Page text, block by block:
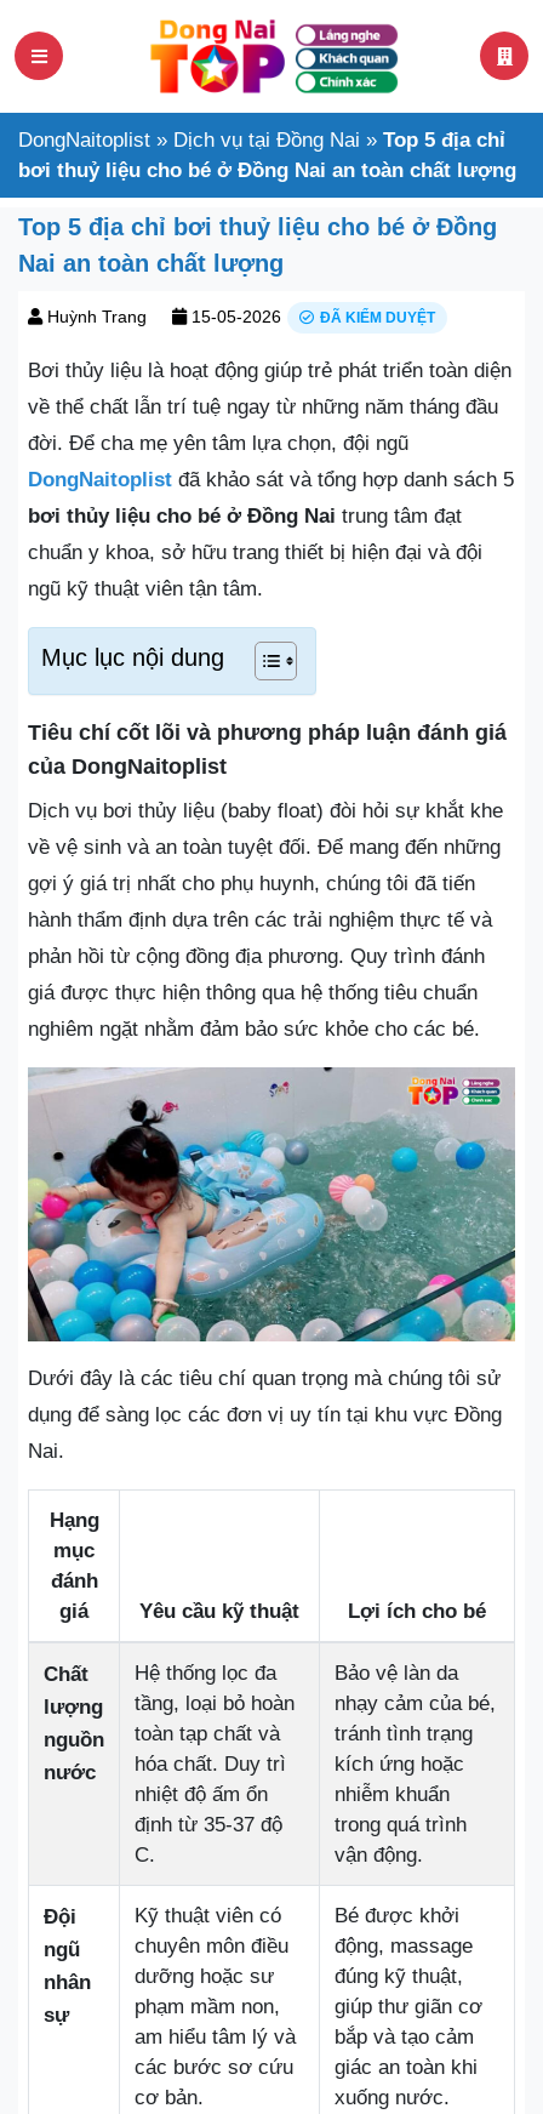
DongNaitoplist » Dịch vụ tại Đồng Nai » Top 5 địa chỉ
bơi thuỷ liệu cho bé ở Đồng Nai an toàn chất lượng
Top 5 địa chỉ bơi thuỷ liệu cho bé ở Đồng
Nai an toàn chất lượng
Huỳnh Trang 15-05-2026 ĐÃ KIỂM DUYỆT
Bơi thủy liệu là hoạt động giúp trẻ phát triển toàn diện
về thể chất lẫn trí tuệ ngay từ những năm tháng đầu
đời. Để cha mẹ yên tâm lựa chọn, đội ngũ
DongNaitoplist đã khảo sát và tổng hợp danh sách 5
bơi thủy liệu cho bé ở Đồng Nai trung tâm đạt
chuẩn y khoa, sở hữu trang thiết bị hiện đại và đội
ngũ kỹ thuật viên tận tâm.
Mục lục nội dung
Tiêu chí cốt lõi và phương pháp luận đánh giá
của DongNaitoplist
Dịch vụ bơi thủy liệu (baby float) đòi hỏi sự khắt khe
về vệ sinh và an toàn tuyệt đối. Để mang đến những
gợi ý giá trị nhất cho phụ huynh, chúng tôi đã tiến
hành thẩm định dựa trên các trải nghiệm thực tế và
phản hồi từ cộng đồng địa phương. Quy trình đánh
giá được thực hiện thông qua hệ thống tiêu chuẩn
nghiêm ngặt nhằm đảm bảo sức khỏe cho các bé.
Dưới đây là các tiêu chí quan trọng mà chúng tôi sử
dụng để sàng lọc các đơn vị uy tín tại khu vực Đồng
Nai.
Hạng
mục
đánh
giá
Yêu cầu kỹ thuật Lợi ích cho bé
Chất
lượng
nguồn
nước
Hệ thống lọc đa
tầng, loại bỏ hoàn
toàn tạp chất và
hóa chất. Duy trì
nhiệt độ ấm ổn
định từ 35-37 độ
C.
Bảo vệ làn da
nhạy cảm của bé,
tránh tình trạng
kích ứng hoặc
nhiễm khuẩn
trong quá trình
vận động.
Đội
ngũ
nhân
sự
Kỹ thuật viên có
chuyên môn điều
dưỡng hoặc sư
phạm mầm non,
am hiểu tâm lý và
các bước sơ cứu
cơ bản.
Bé được khởi
động, massage
đúng kỹ thuật,
giúp thư giãn cơ
bắp và tạo cảm
giác an toàn khi
xuống nước.